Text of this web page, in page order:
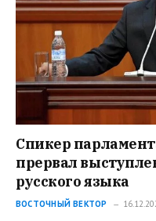
Спикер
прервал
русского языка⁠⁠
ВОСТОЧНЫЙ ВЕКТОР